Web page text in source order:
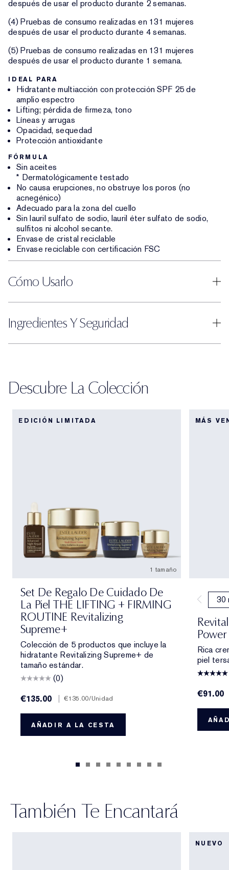
después de usar el producto durante 2 semanas.
(4) Pruebas de consumo realizadas en 131 mujeres
después de usar el producto durante 4 semanas.
(5) Pruebas de consumo realizadas en 131 mujeres
después de usar el producto durante 1 semana.
IDEAL PARA
Hidratante multiacción con protección SPF 25 de
amplio espectro
Lifting; pérdida de firmeza, tono
Líneas y arrugas
Opacidad, sequedad
Protección antioxidante
FÓRMULA
Sin aceites
* Dermatológicamente testado
No causa erupciones, no obstruye los poros (no
acnegénico)
Adecuado para la zona del cuello
Sin lauril sulfato de sodio, lauril éter sulfato de sodio,
sulfitos ni alcohol secante.
Envase de cristal reciclable
Envase reciclable con certificación FSC
Cómo Usarlo
Ingredientes Y Seguridad
Descubre La Colección
EDICIÓN LIMITADA
1 tamaño
Set De Regalo De Cuidado De
La Piel THE LIFTING + FIRMING
ROUTINE Revitalizing
Supreme+
Colección de 5 productos que incluye la
hidratante Revitalizing Supreme+ de
tamaño estándar.
(0)
€135.00
| €135.00/Unidad
AÑADIR A LA CESTA
MÁS
30
Rica
piel
€91.00
También Te Encantará
NUEVO